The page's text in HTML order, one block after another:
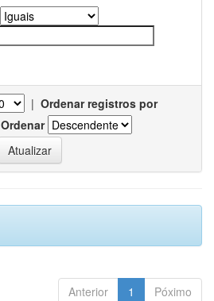
| Ordenar registros por
Ordenar
Anterior 1 Póximo